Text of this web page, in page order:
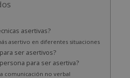
asertivas?
asertivo en diferentes situaciones
ser asertivos?
para ser asertiva?
comunicación no verbal